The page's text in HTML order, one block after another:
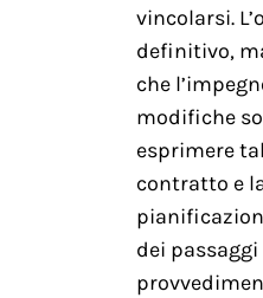
vincolarsi.
definitivo,
che
modifiche
esprimere
contratto e
dei